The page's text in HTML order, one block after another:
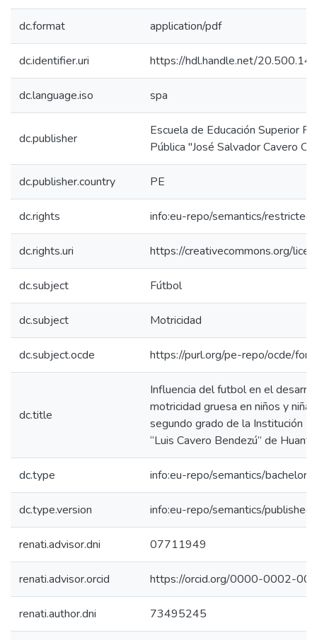
dc.format application/pdf
dc.identifier.uri https://hdl.handle.net/
dc.language.iso spa
dc.publisher
Escuela de Educación Superior
Pública "José Salvador Cavero
dc.publisher.country PE
dc.rights info:eu-repo/semantics/
dc.rights.uri https://creativecommons.org/
dc.subject Fútbol
dc.subject Motricidad
dc.subject.ocde https://purl.org/pe-repo/ocde/
dc.title
Influencia del futbol en el
motricidad gruesa en niños y
segundo grado de la Institución
“Luis Cavero Bendezú” de
dc.type info:eu-repo/semantics/
dc.type.version info:eu-repo/semantics/
renati.advisor.dni 07711949
renati.advisor.orcid https://orcid.org/0000-0002-
renati.author.dni 73495245